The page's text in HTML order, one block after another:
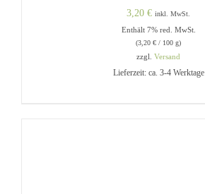
3,20 € inkl. MwSt.
Enthält 7% red. MwSt.
(3,20 € / 100 g)
zzgl. Versand
Lieferzeit: ca. 3-4 Werktage